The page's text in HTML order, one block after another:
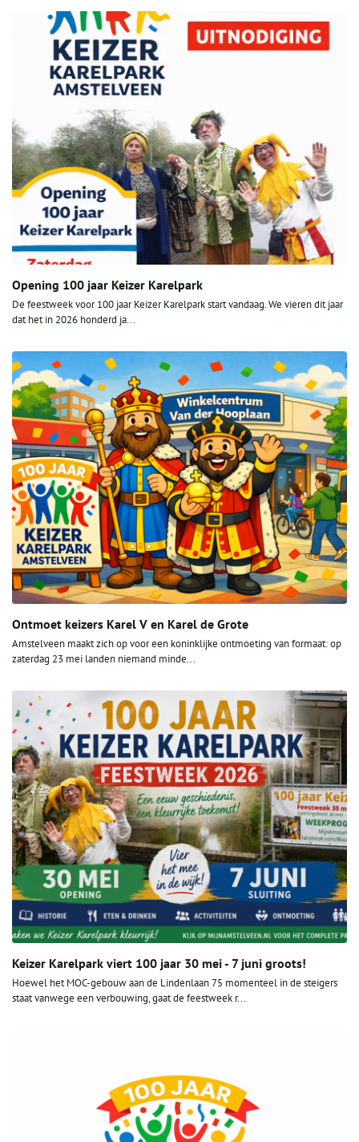
Opening 100 jaar Keizer Karelpark
De feestweek voor 100 jaar Keizer Karelpark start vandaag. We vieren dit jaar
dat het in 2026 honderd ja...
Ontmoet keizers Karel V en Karel de Grote
Amstelveen maakt zich op voor een koninklijke ontmoeting van formaat: op
zaterdag 23 mei landen niemand minde...
Keizer Karelpark viert 100 jaar 30 mei - 7 juni groots!
Hoewel het MOC-gebouw aan de Lindenlaan 75 momenteel in de steigers
staat vanwege een verbouwing, gaat de feestweek r...